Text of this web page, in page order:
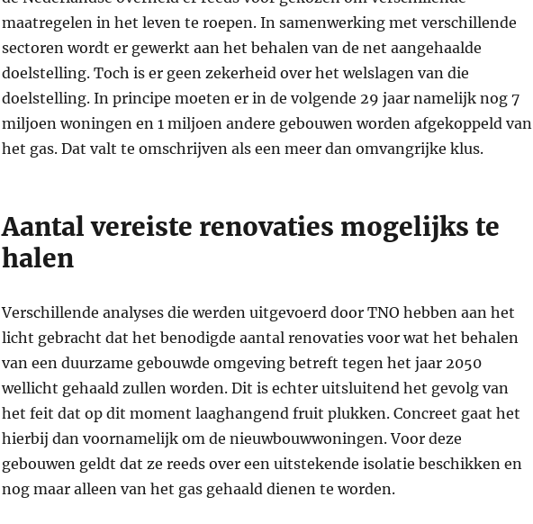
maatregelen in het leven te roepen. In samenwerking met verschillende
sectoren wordt er gewerkt aan het behalen van de net aangehaalde
doelstelling. Toch is er geen zekerheid over het welslagen van die
doelstelling. In principe moeten er in de volgende 29 jaar namelijk nog 7
miljoen woningen en 1 miljoen andere gebouwen worden afgekoppeld van
het gas. Dat valt te omschrijven als een meer dan omvangrijke klus.
Aantal vereiste renovaties mogelijks te
halen
Verschillende analyses die werden uitgevoerd door TNO hebben aan het
licht gebracht dat het benodigde aantal renovaties voor wat het behalen
van een duurzame gebouwde omgeving betreft tegen het jaar 2050
wellicht gehaald zullen worden. Dit is echter uitsluitend het gevolg van
het feit dat op dit moment laaghangend fruit plukken. Concreet gaat het
hierbij dan voornamelijk om de nieuwbouwwoningen. Voor deze
gebouwen geldt dat ze reeds over een uitstekende isolatie beschikken en
nog maar alleen van het gas gehaald dienen te worden.